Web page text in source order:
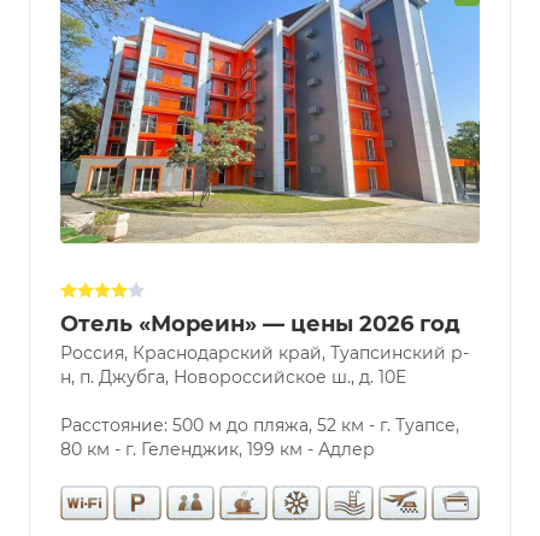
Сбросить фильтр
Рейтинг
Превосходно
Отлично
Очень
хорошо
Хорошо
Нормально
Услуги
Бассейн
Парковка
Разрешены
Бювет
Отель «Мореин» — цены 2026 год
Россия, Краснодарский край, Туапсинский р-
н, п. Джубга, Новороссийское ш., д. 10Е
Расстояние: 500 м до пляжа, 52 км - г. Туапсе,
80 км - г. Геленджик, 199 км - Адлер